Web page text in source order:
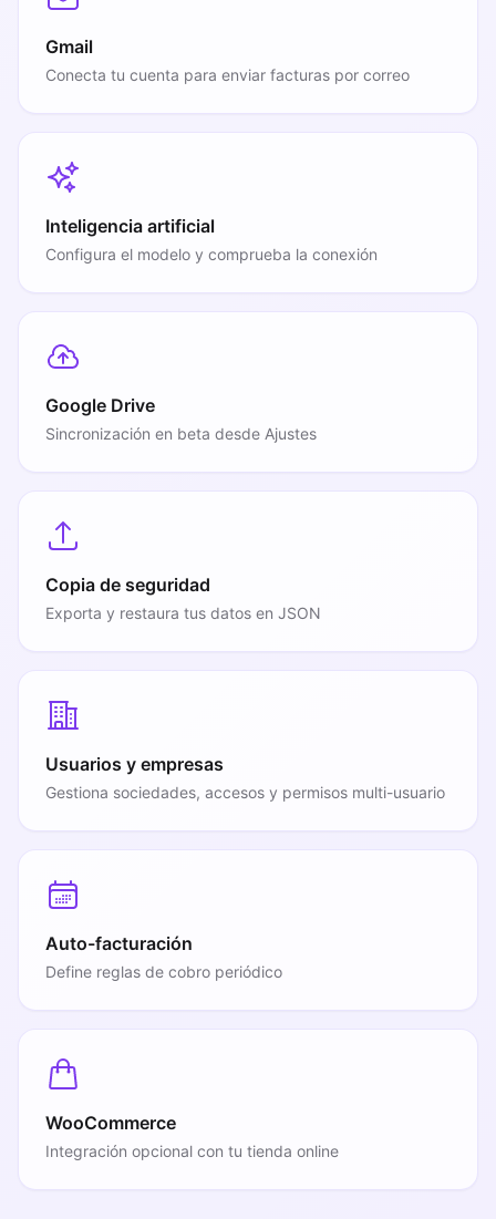
Gmail
Conecta tu cuenta para enviar facturas por correo
Inteligencia artificial
Configura el modelo y comprueba la conexión
Google Drive
Sincronización en beta desde Ajustes
Copia de seguridad
Exporta y restaura tus datos en JSON
Usuarios y empresas
Gestiona sociedades, accesos y permisos multi-usuario
Auto-facturación
Define reglas de cobro periódico
WooCommerce
Integración opcional con tu tienda online